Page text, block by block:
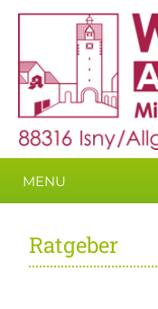
MENU
Ratgeber